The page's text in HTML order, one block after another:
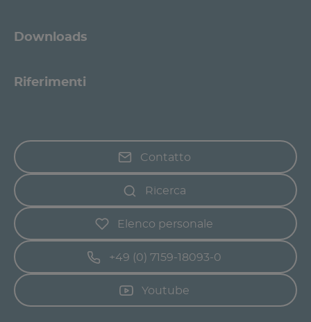
Downloads
Riferimenti
Contatto
Ricerca
Elenco personale
+49 (0) 7159-18093-0
Youtube